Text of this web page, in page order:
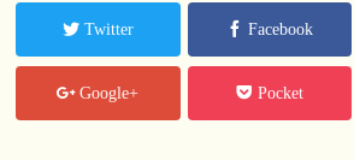
Twitter Facebook
Google+ Pocket